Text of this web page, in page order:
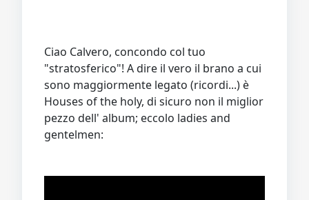
Ciao Calvero, concondo col tuo
"stratosferico"! A dire il vero il brano a cui
sono maggiormente legato (ricordi...) è
Houses of the holy, di sicuro non il miglior
pezzo dell' album; eccolo ladies and
gentelmen: